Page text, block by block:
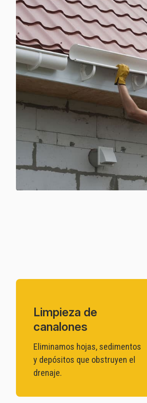
Limpieza de
canalones
Eliminamos hojas, sedimentos
y depósitos que obstruyen el
drenaje.